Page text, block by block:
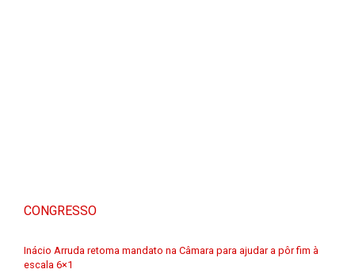
CONGRESSO
Inácio Arruda retoma mandato na Câmara para ajudar a pôr fim à
escala 6×1